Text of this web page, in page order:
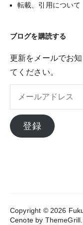
転載、引用について
ブログを購読する
更新をメールでお
てください。
ル
ア
登録
Copyright © 2026
Cenoteby